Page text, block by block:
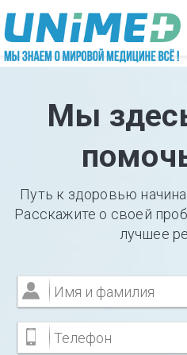
Перейти к основному
Мы
Путь к здоровью
Расскажите о своей
лучшее